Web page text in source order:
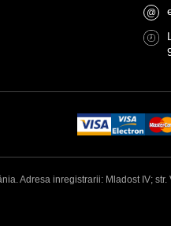
@
Adresa inregistrarii: Mladost IV;